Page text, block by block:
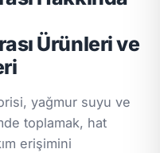
Ürünleri ve
yağmur suyu ve
toplamak, hat
erişimini